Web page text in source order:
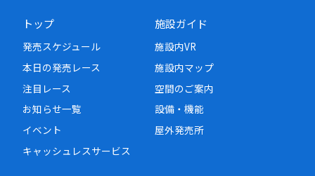
トップ
発売スケジュール
本日の発売レース
注目レース
お知らせ一覧
イベント
キャッシュレスサービス
施設ガイド
施設内VR
施設内マップ
空間のご案内
設備・機能
屋外発売所